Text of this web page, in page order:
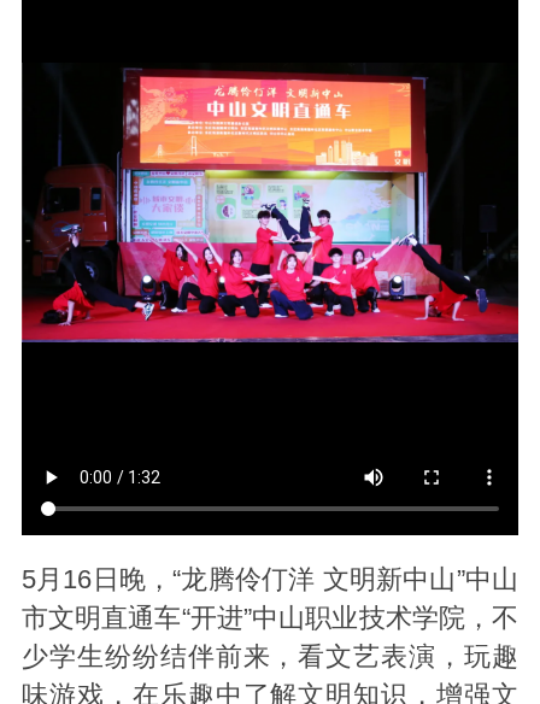
5月16日晚，“龙腾伶仃洋 文明新中山”中山
市文明直通车“开进”中山职业技术学院，不
少学生纷纷结伴前来，看文艺表演，玩趣
味游戏，在乐趣中了解文明知识，增强文